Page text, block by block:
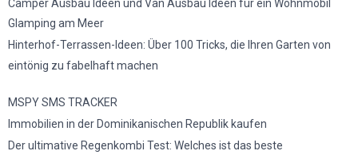
Camper Ausbau Ideen und Van Ausbau Ideen für ein Wohnmobil
Glamping am Meer
Hinterhof-Terrassen-Ideen: Über 100 Tricks, die Ihren Garten von
eintönig zu fabelhaft machen
MSPY SMS TRACKER
Immobilien in der Dominikanischen Republik kaufen
Der ultimative Regenkombi Test: Welches ist das beste